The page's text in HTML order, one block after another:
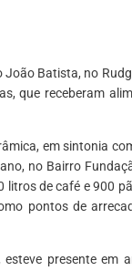
Batista, no
que receberam
em sintonia
no Bairro
de café e 900
pontos de
presente em